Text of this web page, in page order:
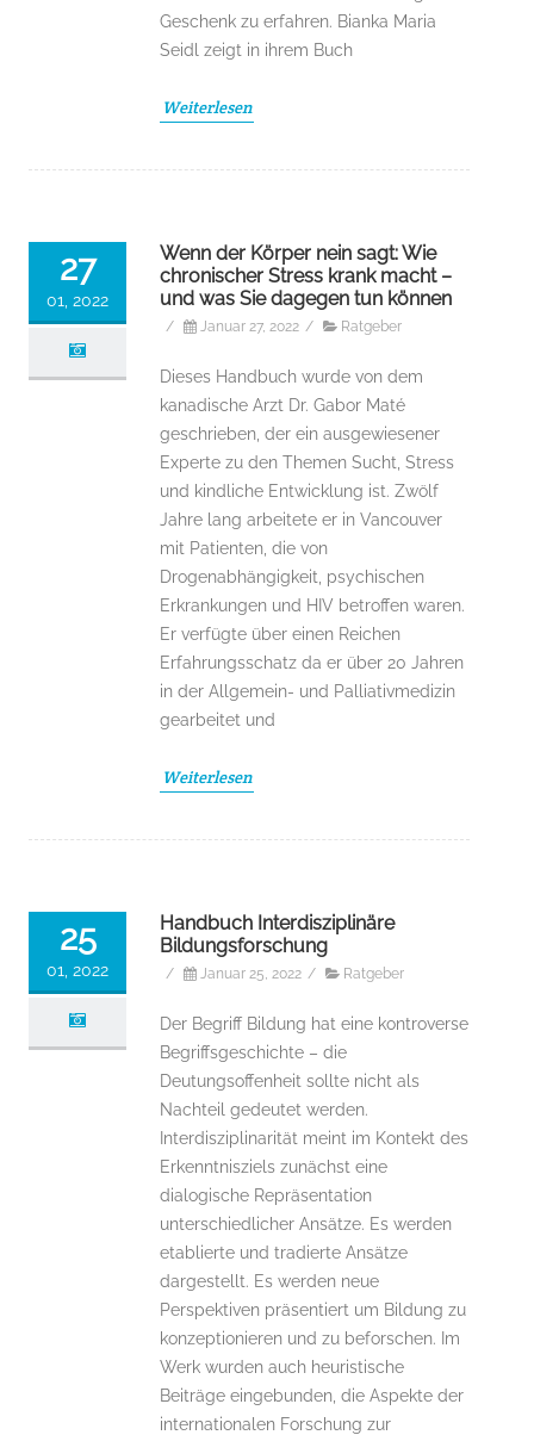
Geschenk zu erfahren. Bianka Maria
Seidl zeigt in ihrem Buch
Weiterlesen
27
01, 2022
Wenn der Körper nein sagt: Wie
chronischer Stress krank macht –
und was Sie dagegen tun können
/ Januar 27, 2022 / Ratgeber
Dieses Handbuch wurde von dem
kanadische Arzt Dr. Gabor Maté
geschrieben, der ein ausgewiesener
Experte zu den Themen Sucht, Stress
und kindliche Entwicklung ist. Zwölf
Jahre lang arbeitete er in Vancouver
mit Patienten, die von
Drogenabhängigkeit, psychischen
Erkrankungen und HIV betroffen waren.
Er verfügte über einen Reichen
Erfahrungsschatz da er über 20 Jahren
in der Allgemein- und Palliativmedizin
gearbeitet und
Weiterlesen
25
01, 2022
Handbuch Interdisziplinäre
Bildungsforschung
/ Januar 25, 2022 / Ratgeber
Der Begriff Bildung hat eine kontroverse
Begriffsgeschichte – die
Deutungsoffenheit sollte nicht als
Nachteil gedeutet werden.
Interdisziplinarität meint im Kontekt des
Erkenntnisziels zunächst eine
dialogische Repräsentation
unterschiedlicher Ansätze. Es werden
etablierte und tradierte Ansätze
dargestellt. Es werden neue
Perspektiven präsentiert um Bildung zu
konzeptionieren und zu beforschen. Im
Werk wurden auch heuristische
Beiträge eingebunden, die Aspekte der
internationalen Forschung zur